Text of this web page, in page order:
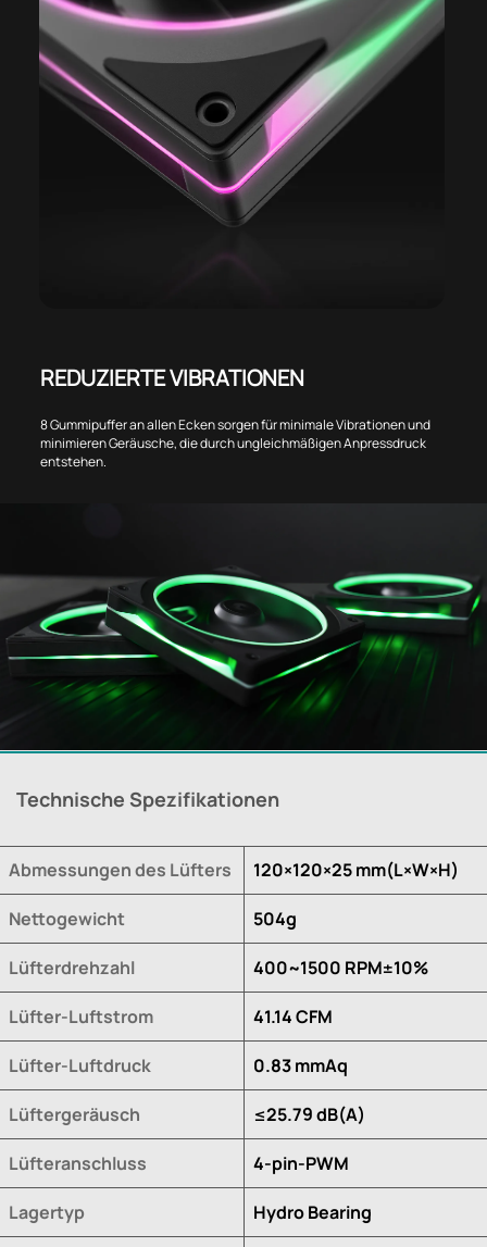
REDUZIERTE VIBRATIONEN
8 Gummipuffer an allen Ecken sorgen für minimale Vibrationen und
minimieren Geräusche, die durch ungleichmäßigen Anpressdruck
entstehen.
Technische Spezifikationen
Abmessungen des Lüfters 120×120×25 mm(L×W×H)
Nettogewicht 504g
Lüfterdrehzahl 400~1500 RPM±10%
Lüfter-Luftstrom 41.14 CFM
Lüfter-Luftdruck 0.83 mmAq
Lüftergeräusch ≤25.79 dB(A)
Lüfteranschluss 4-pin-PWM
Lagertyp Hydro Bearing